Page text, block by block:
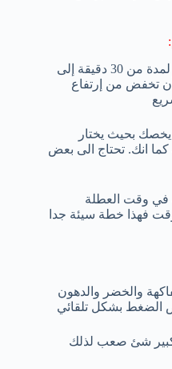
ممارسة الأنشطة الجسدية المنتظمة لمدة من 30 دقيقة إلى
أن تخفض من إرتفاع
بحيث يختار
كما انك. تحتاج الى بعض
في وقت العطلة
فهذا خطة سيئة جدا
والخضر والدهون
الضغط بشكل تلقائي
شئ صعب لذلك